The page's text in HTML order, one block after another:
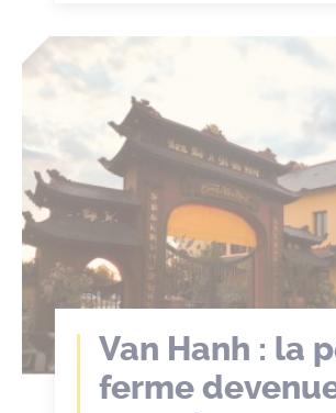
Van Hanh : la
ferme